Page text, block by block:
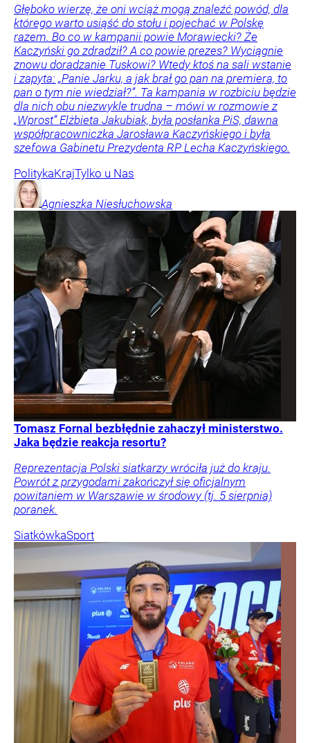
Głęboko wierzę, że oni wciąż mogą znaleźć powód, dla
którego warto usiąść do stołu i pojechać w Polskę
razem. Bo co w kampanii powie Morawiecki? Że
Kaczyński go zdradził? A co powie prezes? Wyciągnie
znowu doradzanie Tuskowi? Wtedy ktoś na sali wstanie
i zapyta: „Panie Jarku, a jak brał go pan na premiera, to
pan o tym nie wiedział?”. Ta kampania w rozbiciu będzie
dla nich obu niezwykle trudna – mówi w rozmowie z
„Wprost” Elżbieta Jakubiak, była posłanka PiS, dawna
współpracowniczka Jarosława Kaczyńskiego i była
szefowa Gabinetu Prezydenta RP Lecha Kaczyńskiego.
PolitykaKrajTylko u Nas
Agnieszka Niesłuchowska
Tomasz Fornal bezbłędnie zahaczył ministerstwo.
Jaka będzie reakcja resortu?
Reprezentacja Polski siatkarzy wróciła już do kraju.
Powrót z przygodami zakończył się oficjalnym
powitaniem w Warszawie w środowy (tj. 5 sierpnia)
poranek.
SiatkówkaSport